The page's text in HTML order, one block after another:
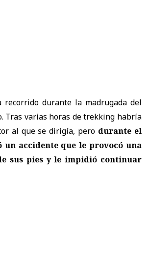
durante la madrugada del
Tras varias horas de trekking habría
al que se dirigía, pero durante el
un accidente que le provocó una
sus pies y le impidió continuar